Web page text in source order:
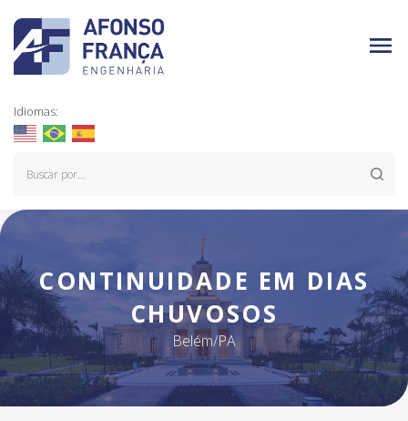
Idiomas:
CONTINUIDADE EM DIAS
CHUVOSOS
Belém/PA